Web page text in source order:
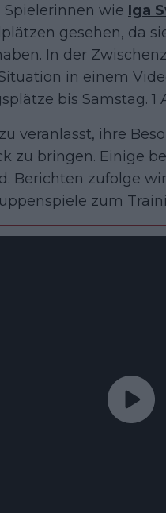
wie Iga
gesehen, da
In der
in einem
bis Samstag. 1
veranlasst, ihre
zu bringen. Einige
Berichten zufolge
zum